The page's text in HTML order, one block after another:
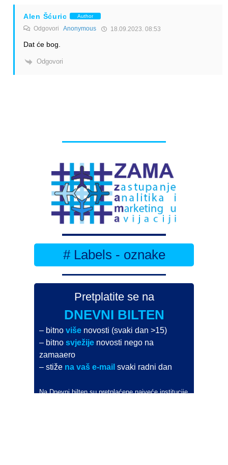
Alen Šćuric Author
Odgovori Anonymous 18.09.2023. 08:53
Dat će bog.
Odgovori
# Labels - oznake
Pretplatite se na
DNEVNI BILTEN
– bitnoviše novosti (svaki dan >15)
– bitnosvježije novosti nego na
zamaaero
– stiže na vaš e-mail svaki radni dan
Na Dnevni bilten su pretplaćene najveće institucije